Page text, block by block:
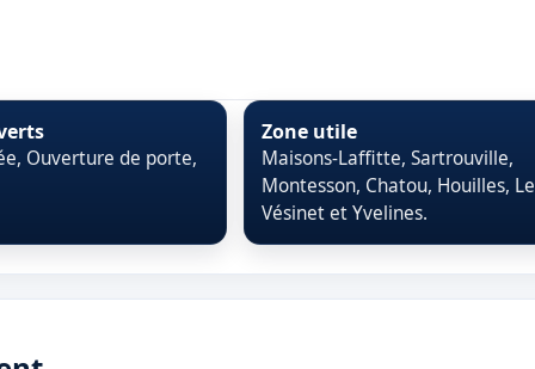
Ouverture de porte,
Zone utile
Maisons-Laffitte, Sartrouville,
Montesson, Chatou, Houilles, Le
Vésinet et Yvelines.